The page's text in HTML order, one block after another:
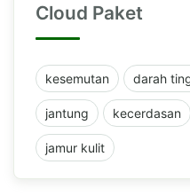
Cloud Paket
kesemutan darah
jantung kecerdasan
jamur kulit